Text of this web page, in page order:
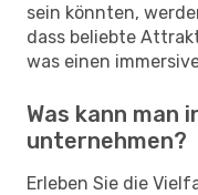
sein könnten,
dass beliebte
was einen
Was kann man
unternehmen?
Erleben Sie die